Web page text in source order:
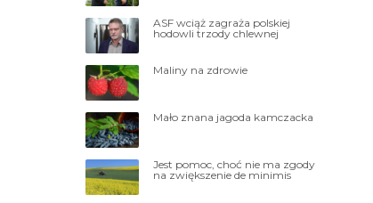
ASF wciąż zagraża polskiej
hodowli trzody chlewnej
Maliny na zdrowie
Mało znana jagoda kamczacka
Jest pomoc, choć nie ma zgody
na zwiększenie de minimis